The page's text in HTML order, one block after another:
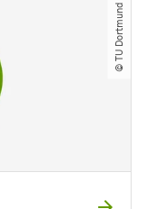
© TU Dortmund